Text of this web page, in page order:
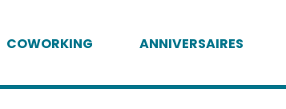
COWORKING ANNIVERSAIRES